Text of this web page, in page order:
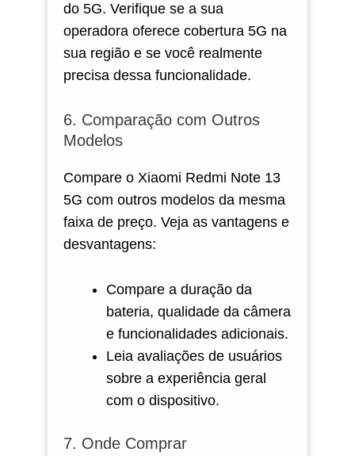
do 5G. Verifique se a sua
operadora oferece cobertura 5G na
sua região e se você realmente
precisa dessa funcionalidade.
6. Comparação com Outros
Modelos
Compare o Xiaomi Redmi Note 13
5G com outros modelos da mesma
faixa de preço. Veja as vantagens e
desvantagens:
Compare a duração da
bateria, qualidade da câmera
e funcionalidades adicionais.
Leia avaliações de usuários
sobre a experiência geral
com o dispositivo.
7. Onde Comprar